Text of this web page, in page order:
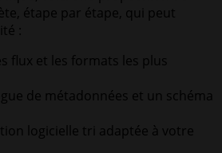
étape par étape, qui peut
:
flux et les formats les plus
de métadonnées et un schéma
logicielle tri adaptée à votre